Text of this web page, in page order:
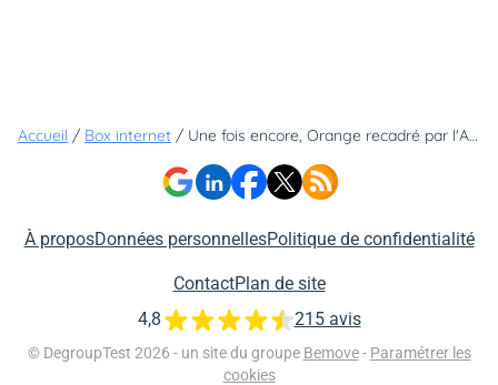
Accueil / Box internet / Une fois encore, Orange recadré par l'Arcep pour un manquement à ses engagements
À proposDonnées personnellesPolitique de confidentialité
ContactPlan de site
© DegroupTest 2026 - un site du groupe Bemove - Paramétrer les
cookies
4,8 215 avis